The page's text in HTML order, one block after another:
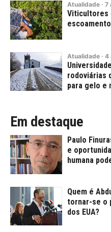
Atualidade · 7
Viticultores
Atualidade · 4
rodoviárias
para gelo e
Em destaque
Paulo
e
humana
Quem é
tornar-se o
dos EUA?